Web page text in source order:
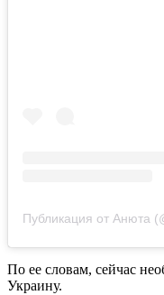
Публикация от Анюта
По ее словам, сейчас
Украину.